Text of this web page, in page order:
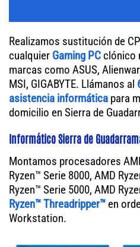
Realizamos sustitución de
cualquier Gaming PC clónico
marcas como ASUS,
MSI, GIGABYTE. Llámanos al
asistencia informática para
domicilio en Sierra de
Informático Sierra de
Montamos procesadores
Ryzen™ Serie 8000, AMD
Ryzen™ Serie 5000, AMD
Ryzen™ Threadripper™ en
Workstation.